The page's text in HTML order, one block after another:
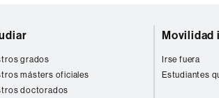
grados
másters oficiales
doctorados
Movilidad
Irse fuera
Estudiantes